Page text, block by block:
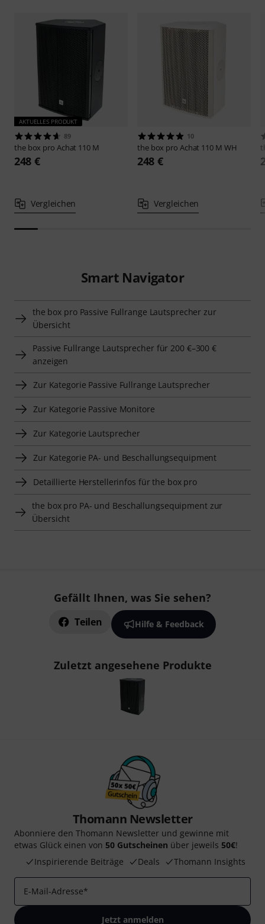
AKTUELLES PRODUKT
89
the box pro Achat 110 M
248 €
Vergleichen
10
the box pro Achat 110 M WH
248 €
Vergleichen
Smart Navigator
the box pro Passive Fullrange Lautsprecher zur
Übersicht
Passive Fullrange Lautsprecher für 200 €–300 €
anzeigen
Zur Kategorie Passive Fullrange Lautsprecher
Zur Kategorie Passive Monitore
Zur Kategorie Lautsprecher
Zur Kategorie PA- und Beschallungsequipment
Detaillierte Herstellerinfos für the box pro
the box pro PA- und Beschallungsequipment zur
Übersicht
Gefällt Ihnen, was Sie sehen?
Teilen Hilfe & Feedback
Zuletzt angesehene Produkte
Thomann Newsletter
Abonniere den Thomann Newsletter und gewinne mit
etwas Glück einen von 50 Gutscheinen über jeweils 50€!
Inspirierende Beiträge
Deals Thomann Insights
E-Mail-Adresse*
Jetzt anmelden